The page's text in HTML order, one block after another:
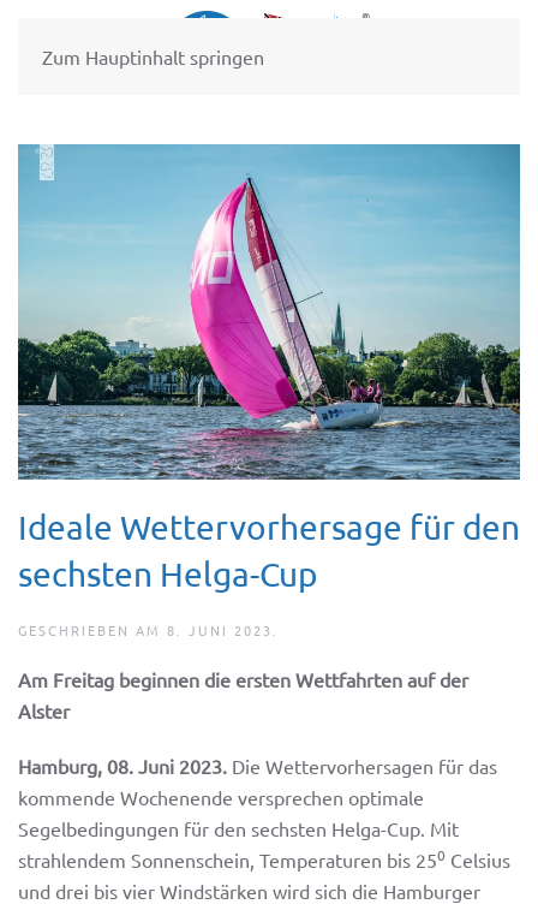
Zum Hauptinhalt springen
Ideale Wettervorhersage für den
sechsten Helga-Cup
GESCHRIEBEN AM 8. JUNI 2023
Am Freitag beginnen die ersten Wettfahrten auf der
Alster
Hamburg, 08. Juni 2023. Die Wettervorhersagen für das
kommende Wochenende versprechen optimale
Segelbedingungen für den sechsten Helga-Cup. Mit
strahlendem Sonnenschein, Temperaturen bis 250 Celsius
und drei bis vier Windstärken wird sich die Hamburger